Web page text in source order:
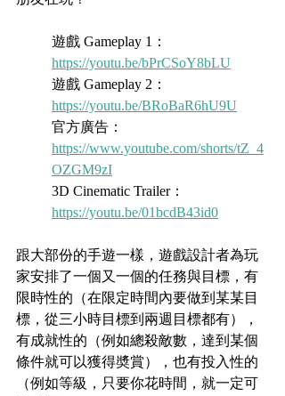
遊戲 Gameplay 1：
https://youtu.be/bPrCSoY8bLU
遊戲 Gameplay 2：
https://youtu.be/BRoBaR6hU9U
官方廣告：
https://www.youtube.com/shorts/tZ_4
OZGM9zI
3D Cinematic Trailer：
https://youtu.be/01bcdB43id0
跟大部份的手遊一樣，遊戲設計者為玩
家安排了一個又一個的任務與目標，有
限時性的（在限定時間內要做到某某目
標，從三小時目標到兩週目標都有），
有成就性的（例如總殺敵數，達到某個
條件就可以獲得奬賞），也有投入性的
（例如等級，只要你花時間，就一定可